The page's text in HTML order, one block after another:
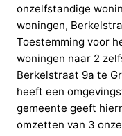
onzelfstandige
woningen,
Toestemming voor
woningen naar 2
Berkelstraat 9a te
heeft een
gemeente geeft
omzetten van 3